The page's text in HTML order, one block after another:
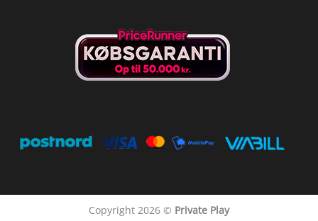
Copyright 2026 © Private Play